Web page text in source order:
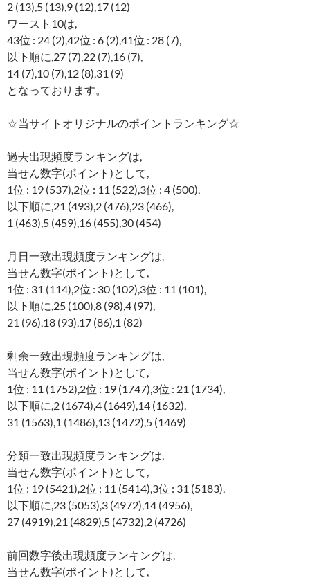
2 (13),5 (13),9 (12),17 (12)
ワースト10は,
43位 : 24 (2),42位 : 6 (2),41位 : 28 (7),
以下順に,27 (7),22 (7),16 (7),
14 (7),10 (7),12 (8),31 (9)
となっております。
☆当サイトオリジナルのポイントランキング☆
過去出現頻度ランキングは,
当せん数字(ポイント)として,
1位 : 19 (537),2位 : 11 (522),3位 : 4 (500),
以下順に,21 (493),2 (476),23 (466),
1 (463),5 (459),16 (455),30 (454)
月日一致出現頻度ランキングは,
当せん数字(ポイント)として,
1位 : 31 (114),2位 : 30 (102),3位 : 11 (101),
以下順に,25 (100),8 (98),4 (97),
21 (96),18 (93),17 (86),1 (82)
剰余一致出現頻度ランキングは,
当せん数字(ポイント)として,
1位 : 11 (1752),2位 : 19 (1747),3位 : 21 (1734),
以下順に,2 (1674),4 (1649),14 (1632),
31 (1563),1 (1486),13 (1472),5 (1469)
分類一致出現頻度ランキングは,
当せん数字(ポイント)として,
1位 : 19 (5421),2位 : 11 (5414),3位 : 31 (5183),
以下順に,23 (5053),3 (4972),14 (4956),
27 (4919),21 (4829),5 (4732),2 (4726)
前回数字後出現頻度ランキングは,
当せん数字(ポイント)として,